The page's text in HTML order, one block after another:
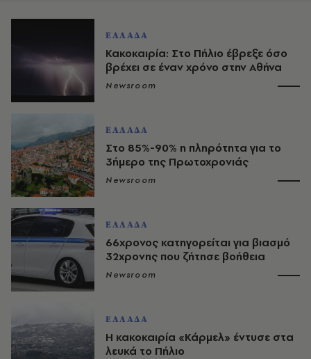
ΕΛΛΑΔΑ
Κακοκαιρία: Στο Πήλιο έβρεξε όσο
βρέχει σε έναν χρόνο στην Αθήνα
Newsroom
ΕΛΛΑΔΑ
Στο 85%-90% η πληρότητα για το
3ήμερο της Πρωτοχρονιάς
Newsroom
ΕΛΛΑΔΑ
66χρονος κατηγορείται για βιασμό
32χρονης που ζήτησε βοήθεια
Newsroom
ΕΛΛΑΔΑ
Η κακοκαιρία «Κάρμελ» έντυσε στα
λευκά το Πήλιο